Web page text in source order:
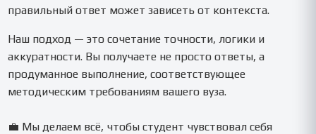
правильный ответ может зависеть от контекста.
Наш подход — это сочетание точности, логики и
аккуратности. Вы получаете не просто ответы, а
продуманное выполнение, соответствующее
методическим требованиям вашего вуза.
💼 Мы делаем всё, чтобы студент чувствовал себя